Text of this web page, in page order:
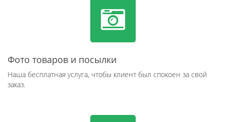
Фото товаров и посылки
Наша бесплатная услуга, чтобы клиент был спокоен за свой
заказ.